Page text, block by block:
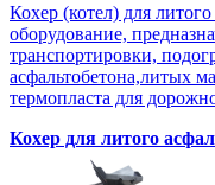
Кохер (котел) для
оборудование,
транспортировки,
асфальтобетона,литых
термопласта для
Кохер для литого